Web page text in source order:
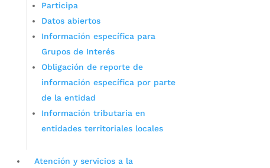
Participa
Datos abiertos
Información específica para
Grupos de Interés
Obligación de reporte de
información específica por parte
de la entidad
Información tributaria en
entidades territoriales locales
Atención y servicios a la